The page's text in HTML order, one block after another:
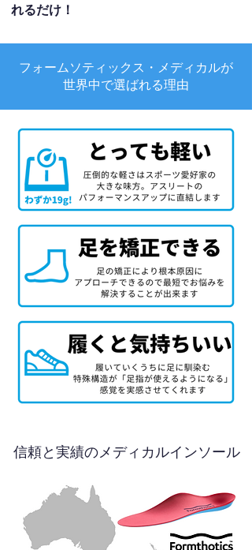
れるだけ！
フォームソティックス・メディカルが
世界中で選ばれる理由
信頼と実績のメディカルインソール